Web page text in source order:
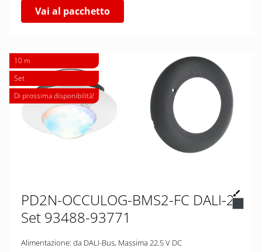
Vai al pacchetto
10 m
Set
Di prossima disponibilità!
PD2N-OCCULOG-BMS2-FC DALI-2
Set 93488-93771
Alimentazione: da DALI-Bus, Massima 22.5 V DC